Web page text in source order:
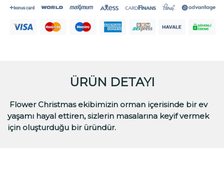
ÜRÜN DETAYI
Flower Christmas ekibimizin orman içerisinde bir ev
yaşamı hayal ettiren, sizlerin masalarına keyif vermek
için oluşturduğu bir üründür.